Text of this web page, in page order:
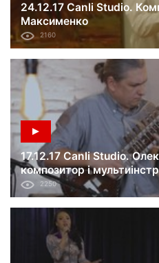
24.12.17 Canli Studio.
Максименко
2160
17.12.17 Canli Studio.
композитор і
2250